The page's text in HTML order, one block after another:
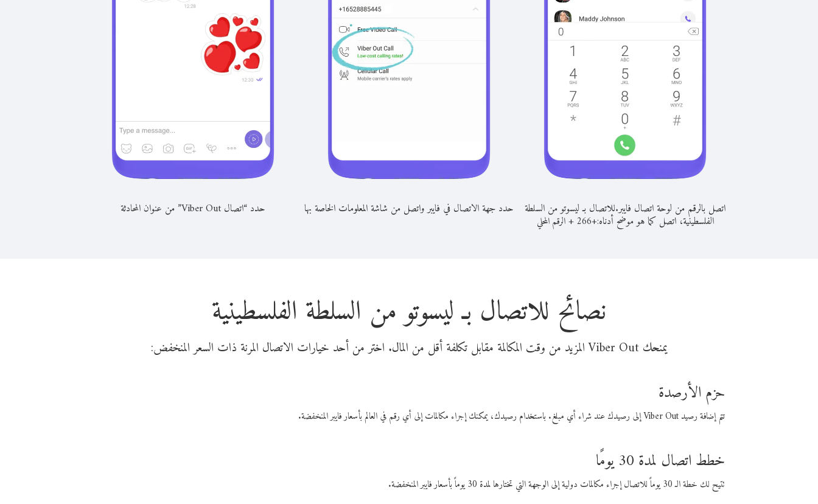
اتصل بالرقم من لوحة اتصال فايبر.للاتصال بـ ليسوتو من السلطة
الفلسطينية، اتصل كما هو موضح أدناه:+
266
+الرقم المحلي
حدد جهة الاتصال في فايبر واتصل من شاشة المعلومات الخاصة بها حدد “اتصال Viber Out” من عنوان المحادثة
نصائح للاتصال بـ ليسوتو من السلطة الفلسطينية
يمنحك Viber Out المزيد من وقت المكالمة مقابل تكلفة أقل من المال. اختر من أحد خيارات الاتصال المرنة ذات السعر المنخفض:
حزم الأرصدة
تتم إضافة رصيد Viber Out إلى رصيدك عند شراء أي مبلغ. باستخدام رصيدك، يمكنك إجراء مكالمات إلى أي رقم في العالم بأسعار فايبر المنخفضة.
خطط اتصال لمدة 30 يومًا
تتيح لك خطة الـ 30 يوماً للاتصال إجراء مكالمات دولية إلى الوجهة التي تختارها لمدة 30 يوماً بأسعار فايبر المنخفضة.